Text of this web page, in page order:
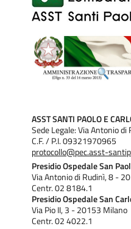
ASST SANTI PAOLO E
Sede Legale: Via Antonio
C.F. / P.I. 09321970965
protocollo@pec.asst-
Presidio Ospedale San
Via Antonio di Rudinì, 8 -
Centr. 02 8184.1
Presidio Ospedale San
Via Pio II, 3 - 20153 Milano
Centr. 02 4022.1